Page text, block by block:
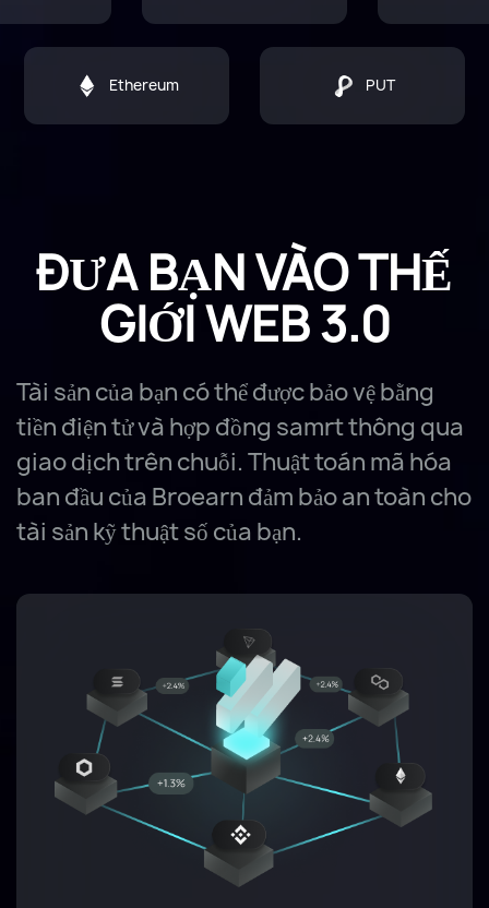
PUT
Ethereum
ĐƯA BẠN VÀO THẾ
GIỚI WEB 3.0
Tài sản của bạn có thể được bảo vệ bằng
tiền điện tử và hợp đồng samrt thông qua
giao dịch trên chuỗi. Thuật toán mã hóa
ban đầu của Broearn đảm bảo an toàn cho
tài sản kỹ thuật số của bạn.